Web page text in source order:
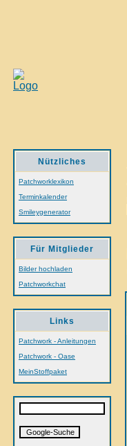
Nützliches
Patchworklexikon
Terminkalender
Smileygenerator
Für Mitglieder
Bilder hochladen
Patchworkchat
Links
Patchwork - Anleitungen
Patchwork - Oase
MeinStoffpaket